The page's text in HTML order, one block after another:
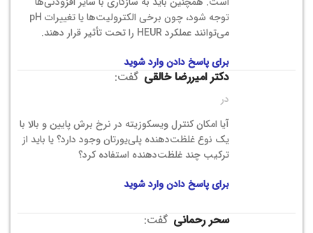
توجه شود، چون برخی الکترولیت‌ها یا تغییرات pH
می‌توانند عملکرد HEUR را تحت تأثیر قرار دهند.
برای پاسخ دادن وارد شوید
دکتر امیررضا خالقی گفت:
در
آیا امکان کنترل ویسکوزیته در نرخ برش پایین و بالا با
یک نوع غلظت‌دهنده پلی‌یورتان وجود دارد؟ یا باید از
ترکیب چند غلظت‌دهنده استفاده کرد؟
برای پاسخ دادن وارد شوید
سحر رحمانی گفت: